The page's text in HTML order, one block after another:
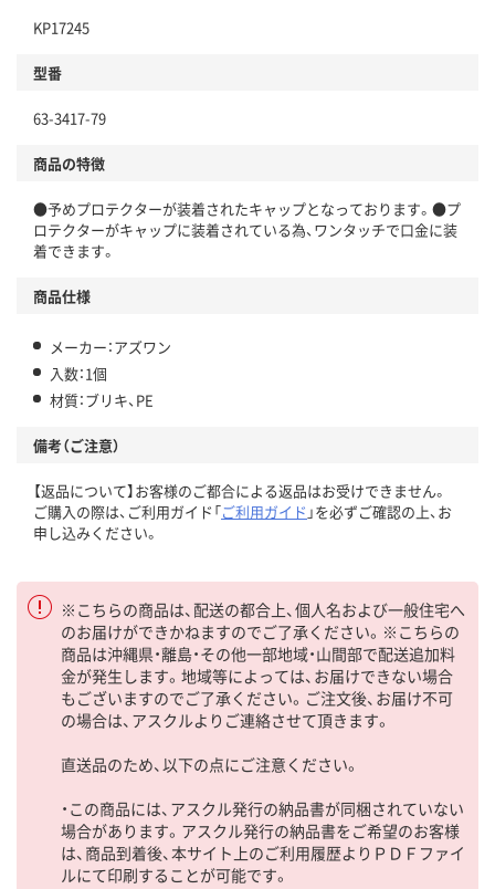
KP17245
型番
63-3417-79
商品の特徴
●予めプロテクターが装着されたキャップとなっております。●プ
ロテクターがキャップに装着されている為、ワンタッチで口金に装
着できます。
商品仕様
メーカー：アズワン
入数：1個
材質：ブリキ、PE
備考（ご注意）
【返品について】お客様のご都合による返品はお受けできません。
ご購入の際は、ご利用ガイド「ご利用ガイド 」を必ずご確認の上、お
申し込みください。
※こちらの商品は、配送の都合上、個人名および一般住宅へ
のお届けができかねますのでご了承ください。※こちらの
商品は沖縄県・離島・その他一部地域・山間部で配送追加料
金が発生します。地域等によっては、お届けできない場合
もございますのでご了承ください。ご注文後、お届け不可
の場合は、アスクルよりご連絡させて頂きます。
直送品のため、以下の点にご注意ください。
・この商品には、アスクル発行の納品書が同梱されていない
場合があります。アスクル発行の納品書をご希望のお客様
は、商品到着後、本サイト上のご利用履歴よりＰＤＦファイ
ルにて印刷することが可能です。